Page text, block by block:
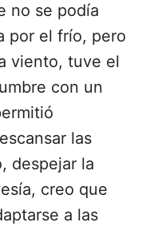
no se podía
por el frío, pero
viento, tuve el
con un
las
despejar la
creo que
a las